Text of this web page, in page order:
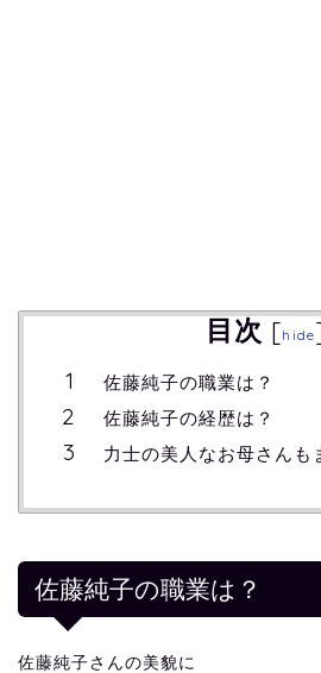
目次 [hide
佐藤純子の職業は？
佐藤純子の経歴は？
力士の美人なお母さんも
佐藤純子の職業は？
佐藤純子さんの美貌に